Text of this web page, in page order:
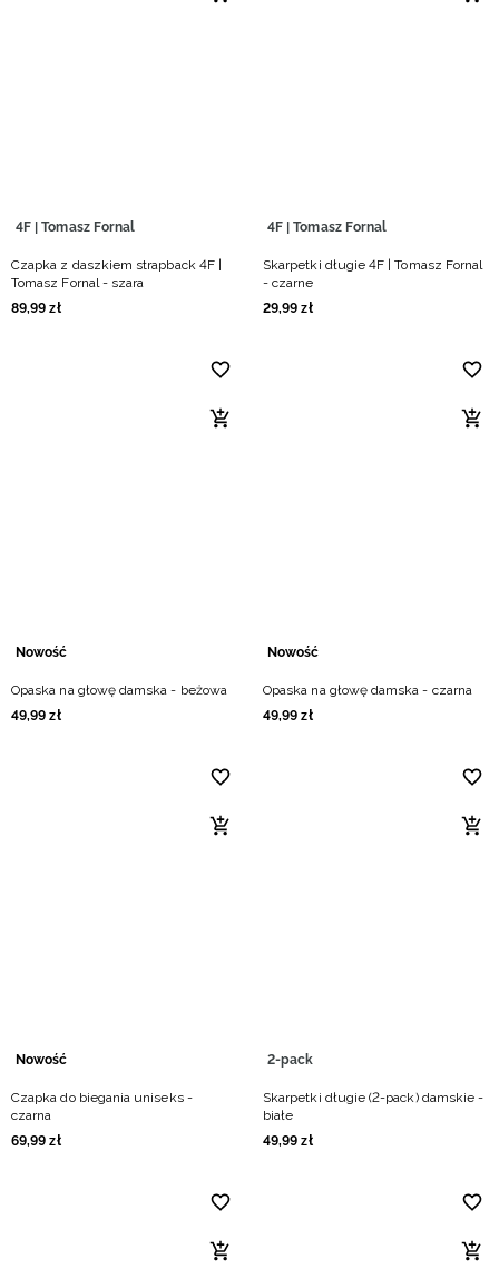
4F | Tomasz Fornal
Czapka z daszkiem strapback 4F |
Tomasz Fornal - szara
89,99 zł
4F | Tomasz Fornal
Skarpetki długie 4F | Tomasz Fornal
- czarne
29,99 zł
Nowość
Opaska na głowę damska - beżowa
49,99 zł
Nowość
Opaska na głowę damska - czarna
49,99 zł
Nowość
Czapka do biegania uniseks -
czarna
69,99 zł
2-pack
Skarpetki długie (2-pack) damskie -
białe
49,99 zł